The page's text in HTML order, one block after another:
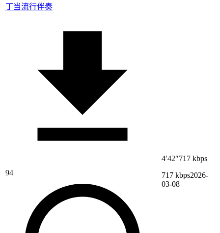
丁当流行伴奏
94
4′42″717 kbps
717 kbps2026-
03-08